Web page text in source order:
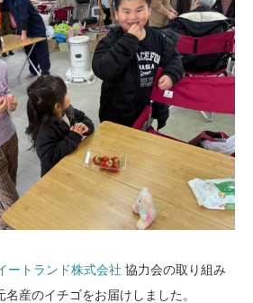
ートランド株式会社 協力会の取り組み
産のイチゴをお届けしました。